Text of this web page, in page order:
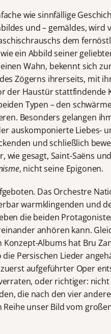
wie sinnfällige
und – gemäldes, wird
dem
ein Abbild seiner
Wahn, bekennt sich
Zögerns ihrerseits, mit
der Haustür stattfindende
Typen – den
Besonders gelangen
auskomponierte Liebes-
und schließlich
wie gesagt, Saint-Saëns
, nicht seine Epigonen.
Das Orchestre
warmklingenden und
die beiden
anhören kann.
Albums hat Bru
die Persischen Lieder
aufgeführter Oper
oder richtiger:
die nach den vier
unser Bild vom